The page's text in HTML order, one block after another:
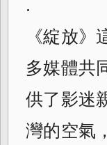
《綻放
多媒體共
供了影迷
灣的空氣